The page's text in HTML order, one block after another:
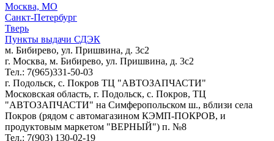
Москва, МО
Санкт-Петербург
Тверь
Пункты выдачи СДЭК
м. Бибирево, ул. Пришвина, д. 3с2
г. Москва, м. Бибирево, ул. Пришвина, д. 3с2
Тел.: 7(965)331-50-03
г. Подольск, c. Покров ТЦ "АВТОЗАПЧАСТИ"
Московская область, г. Подольск, c. Покров, ТЦ
"АВТОЗАПЧАСТИ" на Симферопольском ш., вблизи села
Покров (рядом с автомагазином КЭМП-ПОКРОВ, и
продуктовым маркетом "ВЕРНЫЙ") п. №8
Тел.: 7(903) 130-02-19